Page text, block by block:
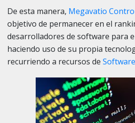
De esta manera, Megavatio
objetivo de permanecer en el
desarrolladores de software para
haciendo uso de su propia
recurriendo a recursos de